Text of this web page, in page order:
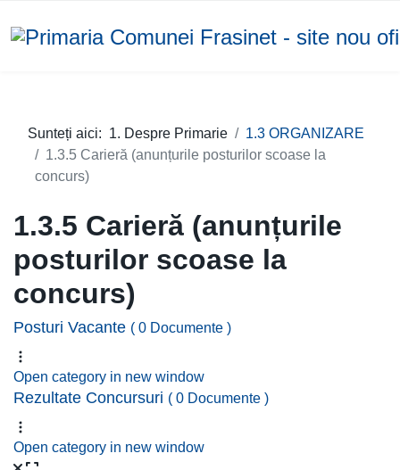
Sunteți aici: 1. Despre Primarie
1.3 ORGANIZARE
1.3.5 Carieră (anunțurile posturilor scoase la
concurs)
1.3.5 Carieră (anunțurile
posturilor scoase la
concurs)
Posturi Vacante ( 0 Documente )
Open category in new window
Rezultate Concursuri ( 0 Documente )
Open category in new window